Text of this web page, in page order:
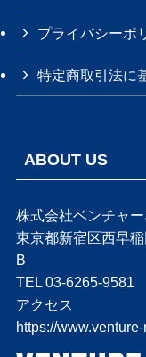
プライバシーポ
特定商取引法に
ABOUT US
株式会社ベンチャー
東京都新宿区西早
B
TEL 03-6265-9581
アクセス
https://